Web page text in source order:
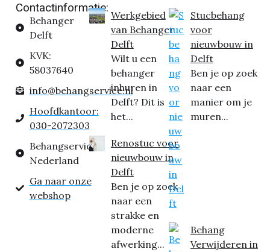
Contactinformatie:
Behanger
Delft
KVK:
58037640
info@behangservice.nl
Hoofdkantoor:
030-2072303
Behangservice
Nederland
Ga naar onze
webshop
Werkgebied
van Behanger
Delft
Wilt u een
behanger
inhuren in
Delft? Dit is
het...
Renostuc voor
nieuwbouw in
Delft
Ben je op zoek
naar een
strakke en
moderne
afwerking...
Stucbehang
voor
nieuwbouw in
Delft
Ben je op zoek
naar een
manier om je
muren...
Behang
Verwijderen in